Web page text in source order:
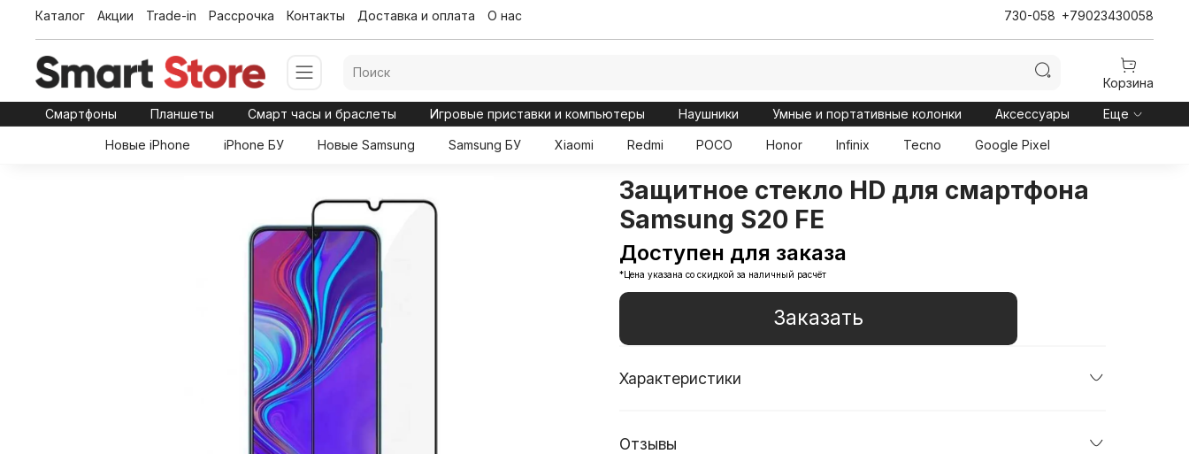
Каталог Акции Trade-in Рассрочка Контакты Доставка и оплата О нас 730-058 +79023430058
Корзина
Смартфоны Планшеты Смарт часы и браслеты Игровые приставки и компьютеры Наушники Умные и портативные колонки Аксессуары Еще
Новые iPhone iPhone БУ Новые Samsung Samsung БУ Xiaomi Redmi POCO Honor Infinix Tecno Google Pixel
Защитное стекло HD для смартфона
Samsung S20 FE
Доступен для заказа
*Цена указана со скидкой за наличный расчёт
Заказать
Характеристики
Отзывы